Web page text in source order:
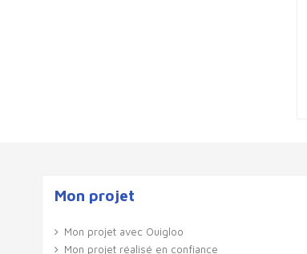
Mon projet
Mon projet avec Ouigloo
Mon projet réalisé en confiance